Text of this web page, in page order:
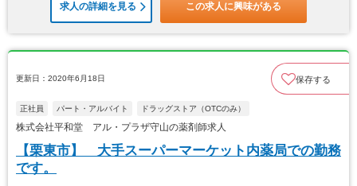
求人の詳細を見る この求人に興味がある
更新日：2020年6月18日 保存する
正社員 パート・アルバイト ドラッグストア（OTCのみ）
株式会社平和堂 アル・プラザ守山の薬剤師求人
【栗東市】 大手スーパーマーケット内薬局での勤務
です。